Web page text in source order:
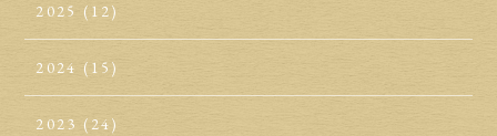
2025 (12)
2024 (15)
2023 (24)